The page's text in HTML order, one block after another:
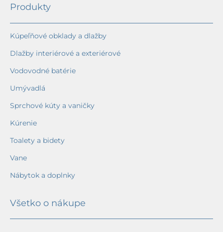
Produkty
Kúpeľňové obklady a dlažby
Dlažby interiérové a exteriérové
Vodovodné batérie
Umývadlá
Sprchové kúty a vaničky
Kúrenie
Toalety a bidety
Vane
Nábytok a doplnky
Všetko o nákupe